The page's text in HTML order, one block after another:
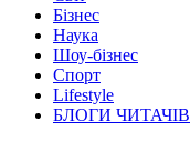
Бізнес
Наука
Шоу-бізнес
Спорт
Lifestyle
БЛОГИ ЧИТАЧІВ